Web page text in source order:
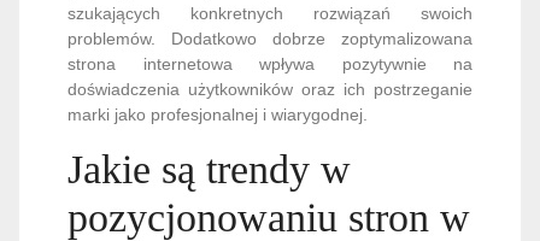
szukających konkretnych rozwiązań swoich
problemów. Dodatkowo dobrze zoptymalizowana
strona internetowa wpływa pozytywnie na
doświadczenia użytkowników oraz ich postrzeganie
marki jako profesjonalnej i wiarygodnej.
Jakie są trendy w
pozycjonowaniu stron w